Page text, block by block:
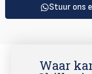
Stuur ons
Waar